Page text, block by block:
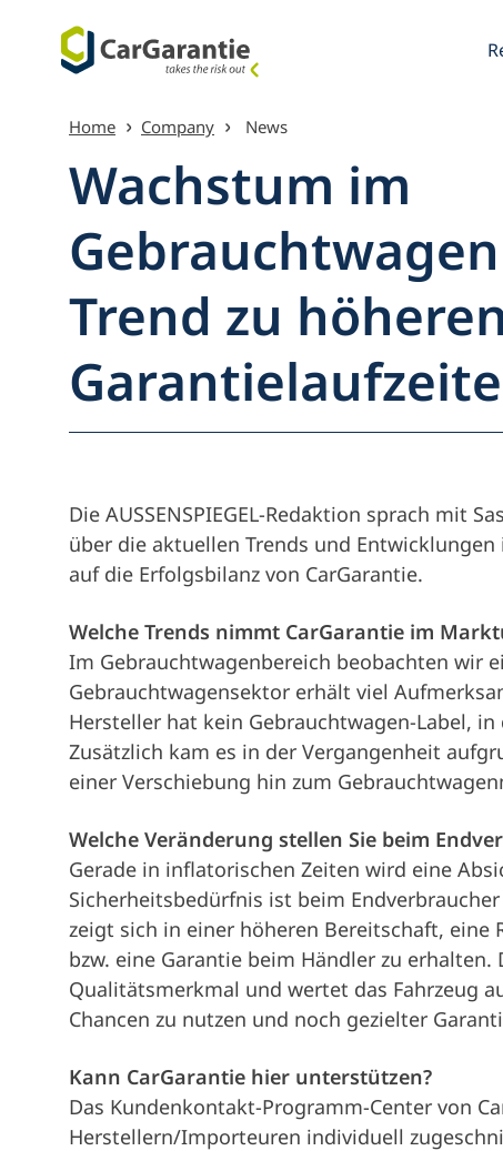
Skip to content
Menu
Home Company News
Wachstum im
Trend zu höheren
Die AUSSENSPIEGEL-Redaktion sprach mit
über die aktuellen Trends und
auf die Erfolgsbilanz von CarGarantie.
Welche Trends nimmt CarGarantie im
Im Gebrauchtwagenbereich beobachten wir
Gebrauchtwagensektor erhält viel
Hersteller hat kein Gebrauchtwagen-Label,
Zusätzlich kam es in der Vergangenheit
einer Verschiebung hin zum
Welche Veränderung stellen Sie beim
Gerade in inflatorischen Zeiten wird eine
Sicherheitsbedürfnis ist beim
zeigt sich in einer höheren Bereitschaft, eine
bzw. eine Garantie beim Händler zu
Qualitätsmerkmal und wertet das Fahrzeug
Chancen zu nutzen und noch gezielter
Kann CarGarantie hier unterstützen?
Das Kundenkontakt-Programm-Center von
Herstellern/Importeuren individuell